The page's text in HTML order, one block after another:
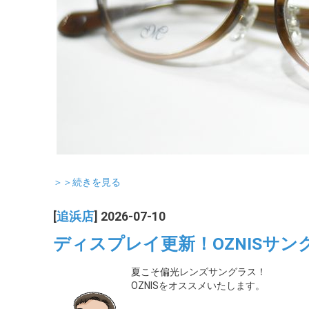
＞＞続きを見る
追浜店 ] 2026-07-10
ディスプレイ更新！OZNISサン
夏こそ偏光レンズサングラス！
OZNISをオススメいたします。